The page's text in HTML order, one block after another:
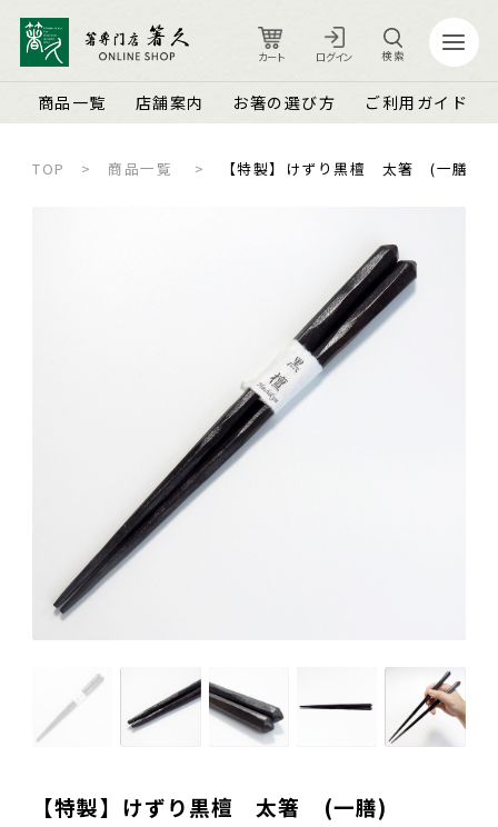
商品一覧 店舗案内 お箸の選び方 ご利用ガイド
検索
カート ログイン
ご利用ガイド
品質保証とメンテナンス
結婚祝い・結婚記念日
長寿祝い・賀寿（還暦・古希・米寿など）
ご夫婦・ご両親へ（夫婦箸）
お食い初め・出産祝い・入園祝い・卒園祝い（子供箸）
成人祝い・卒業祝い・就職祝い
退職祝い
普段使い・自宅用
産地独自の塗り箸（津軽・若狭・輪島）
イベント・記念品・ノベルティオリジナルデザイン箸（小ロッ
トより承ります）
お知らせ
商品ピックアップ＆トピックス
お客さまの声
名入れ箸のご紹介
カート ログイン
お問い合わせ
特定商取引法に基づく表示
TOP 商品一覧 【特製】けずり黒檀 太箸 (一膳)
【特製】けずり黒檀 太箸 (一膳)